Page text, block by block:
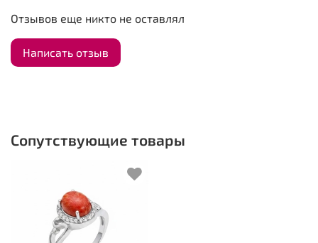
Отзывов еще никто не оставлял
Написать отзыв
Сопутствующие товары